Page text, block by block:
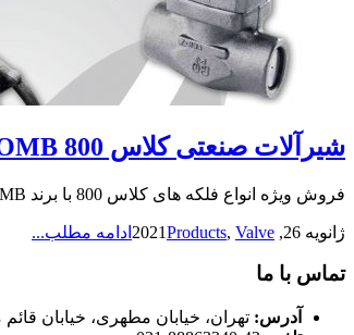
شیرآلات صنعتی کلاس 800 OMB
فروش ویژه انواع فلکه های کلاس 800 با برند OMB کشور ایتالیا برای اطلاع از نحوه فروش و اطلاعات دقیقتر با کارشناسان ما در ارتباط باشید ارتباط با ما مدیر بازرگانی Forged Steel فلکه...
ژانویه 26, 2021 Products, Valve ادامه مطلب...
تماس با ما
آدرس: تهران، خیابان مطهری، خیابان قائم مقام